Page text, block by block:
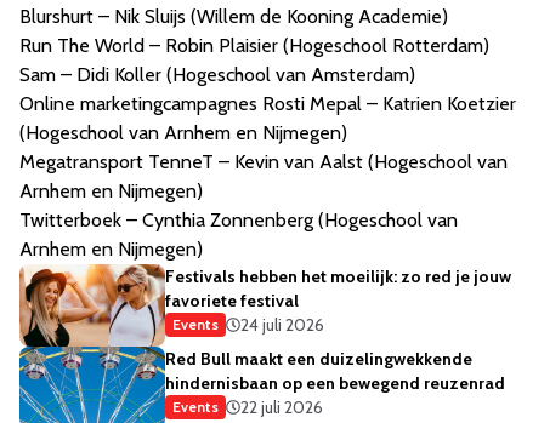
Blurshurt – Nik Sluijs (Willem de Kooning Academie)
Run The World – Robin Plaisier (Hogeschool Rotterdam)
Sam – Didi Koller (Hogeschool van Amsterdam)
Online marketingcampagnes Rosti Mepal – Katrien Koetzier
(Hogeschool van Arnhem en Nijmegen)
Megatransport TenneT – Kevin van Aalst (Hogeschool van
Arnhem en Nijmegen)
Twitterboek – Cynthia Zonnenberg (Hogeschool van
Arnhem en Nijmegen)
Festivals hebben het moeilijk: zo red je jouw
favoriete festival
Events
24 juli 2026
Red Bull maakt een duizelingwekkende
hindernisbaan op een bewegend reuzenrad
Events
22 juli 2026